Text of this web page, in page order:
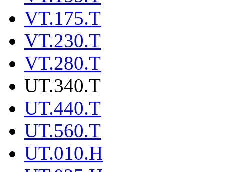
VT.175.T
VT.230.T
VT.280.T
UT.340.T
UT.440.T
UT.560.T
UT.010.H